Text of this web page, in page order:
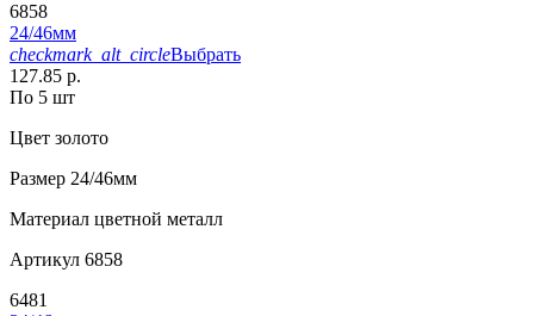
6858
24/46мм
checkmark_alt_circleВыбрать
127.85 р.
По 5 шт
Цвет золото
Размер 24/46мм
Материал цветной металл
Артикул 6858
6481